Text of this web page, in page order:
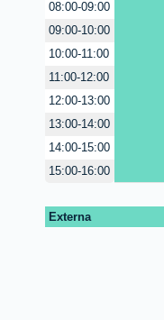
08:00-09:00
09:00-10:00
10:00-11:00
11:00-12:00
12:00-13:00
13:00-14:00
14:00-15:00
15:00-16:00
Externa